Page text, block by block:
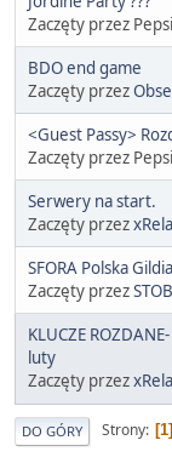
Zaczęty przez
BDO end game
Zaczęty przez
<Guest Passy>
Zaczęty przez
Serwery na start.
Zaczęty przez
SFORA Polska
Zaczęty przez
KLUCZE
luty
Zaczęty przez
DO GÓRY Strony 1